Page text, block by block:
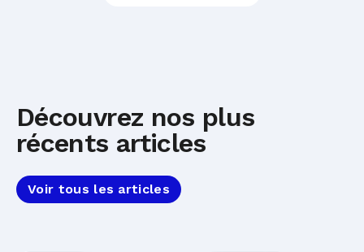
Découvrez nos plus
récents articles
Voir tous les articles